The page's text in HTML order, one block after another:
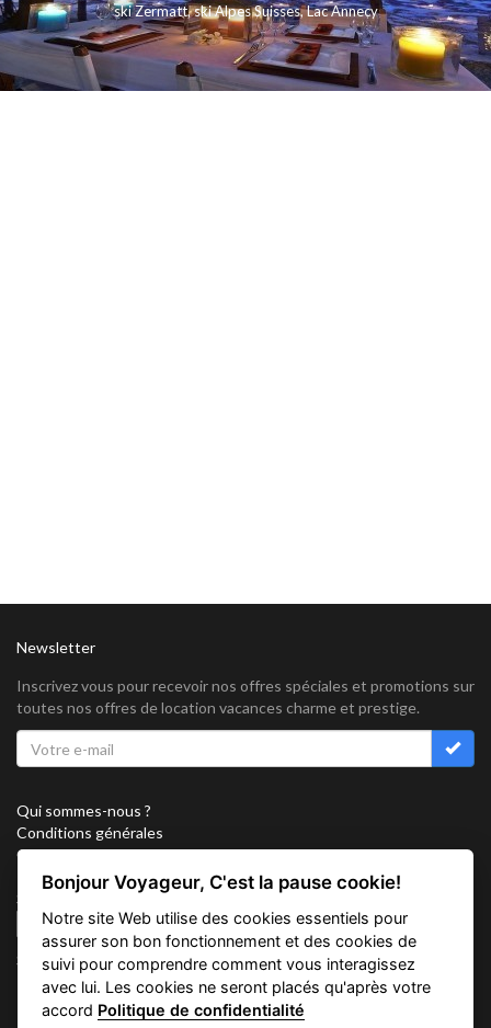
ski Zermatt,ski Alpes Suisses,Lac Annecy
Newsletter
Inscrivez vous pour recevoir nos offres spéciales et promotions sur
toutes nos offres de location vacances charme et prestige.
Qui sommes-nous ?
Conditions générales
Confidentialité
Partenariat
Sitemap
Cookies
Suivez nous sur
Bonjour Voyageur, C'est la pause cookie!
Notre site Web utilise des cookies essentiels pour
assurer son bon fonctionnement et des cookies de
suivi pour comprendre comment vous interagissez
avec lui. Les cookies ne seront placés qu'après votre
accord Politique de confidentialité